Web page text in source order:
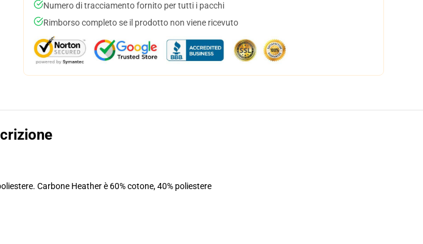
Numero di tracciamento fornito per tutti i pacchi
Rimborso completo se il prodotto non viene ricevuto
Carbone Heather è 60% cotone, 40% poliestere